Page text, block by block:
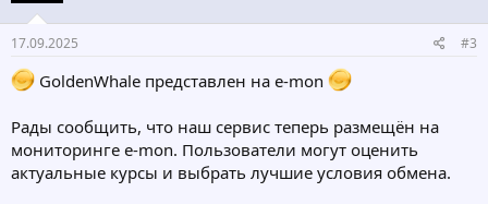
17.09.2025 #3
GoldenWhale представлен на e-mon
Рады сообщить, что наш сервис теперь размещён на
мониторинге e-mon. Пользователи могут оценить
актуальные курсы и выбрать лучшие условия обмена.